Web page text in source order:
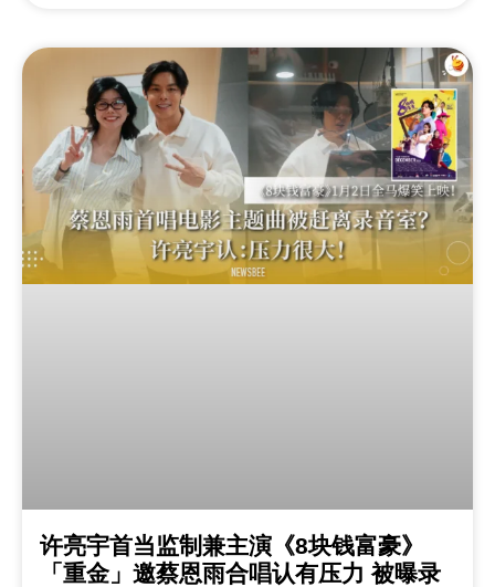
许亮宇首当监制兼主演《8块钱富豪》
「重金」邀蔡恩雨合唱认有压力 被曝录